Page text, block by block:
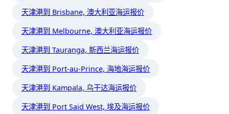
天津港到 Brisbane, 澳大利亚海运报价
天津港到 Melbourne, 澳大利亚海运报价
天津港到 Tauranga, 新西兰海运报价
天津港到 Port-au-Prince, 海地海运报价
天津港到 Kampala, 乌干达海运报价
天津港到 Port Said West, 埃及海运报价